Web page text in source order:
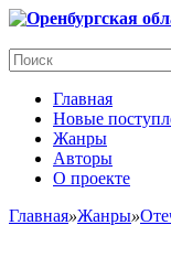
Главная
Новые
Жанры
Авторы
О проекте
Главная»Жанры»